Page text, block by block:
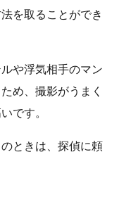
を取ることができ
や浮気相手のマン
め、撮影がうまく
です。
ときは、探偵に頼